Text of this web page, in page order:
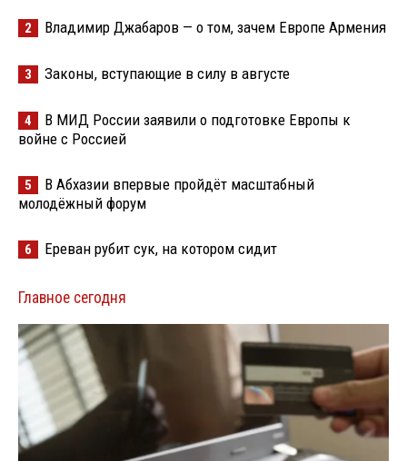
2 Владимир Джабаров — о том, зачем Европе Армения
3 Законы, вступающие в силу в августе
4
В МИД России заявили о подготовке Европы к
войне с Россией
5
В Абхазии впервые пройдёт масштабный
молодёжный форум
6 Ереван рубит сук, на котором сидит
Главное сегодня